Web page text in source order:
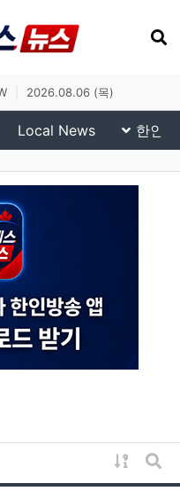
2026.08.06 (목)
Local News 한인
게시물
게